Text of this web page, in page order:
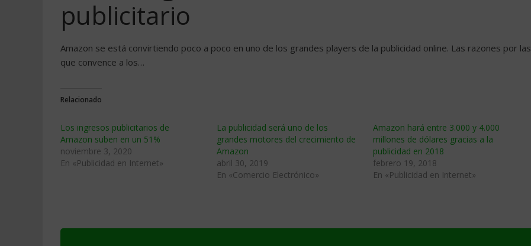
publicitario
Amazon se está convirtiendo poco a poco en uno de los grandes players de la publicidad online. Las razones por las
que convence a los…
Relacionado
Los ingresos publicitarios de
Amazon suben en un 51%
noviembre 3, 2020
En «Publicidad en Internet»
La publicidad será uno de los
grandes motores del crecimiento de
Amazon
abril 30, 2019
En «Comercio Electrónico»
Amazon hará entre 3.000 y 4.000
millones de dólares gracias a la
publicidad en 2018
febrero 19, 2018
En «Publicidad en Internet»